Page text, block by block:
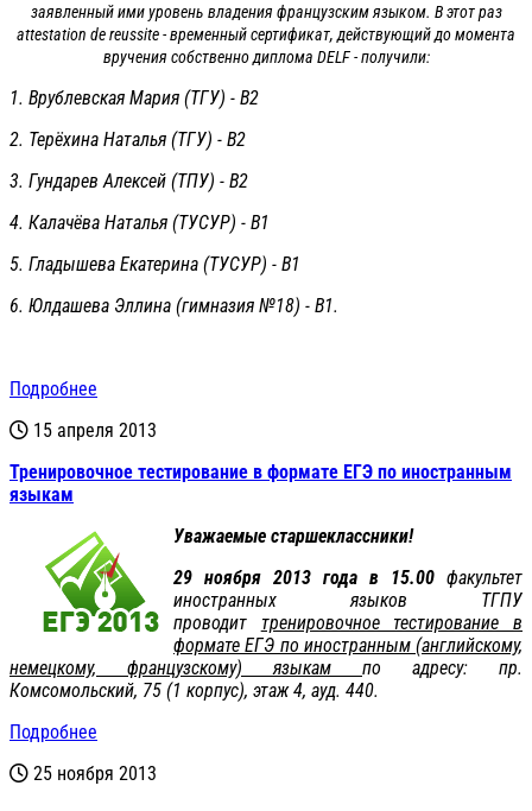
заявленный ими уровень владения французским языком. В этот раз
attestation de reussite - временный сертификат, действующий до момента
вручения собственно диплома DELF - получили:
1. Врублевская Мария (ТГУ) - В2
2. Терёхина Наталья (ТГУ) - В2
3. Гундарев Алексей (ТПУ) - В2
4. Калачёва Наталья (ТУСУР) - В1
5. Гладышева Екатерина (ТУСУР) - В1
6. Юлдашева Эллина (гимназия №18) - В1.
Подробнее
15 апреля 2013
Тренировочное тестирование в формате ЕГЭ по иностранным
языкам
Уважаемые старшеклассники!
29 ноября 2013 года в 15.00 факультет
иностранных языков ТГПУ
проводит тренировочное тестирование в
формате ЕГЭ по иностранным (английскому,
немецкому, французскому) языкам по адресу: пр.
Комсомольский, 75 (1 корпус), этаж 4, ауд. 440.
Подробнее
25 ноября 2013